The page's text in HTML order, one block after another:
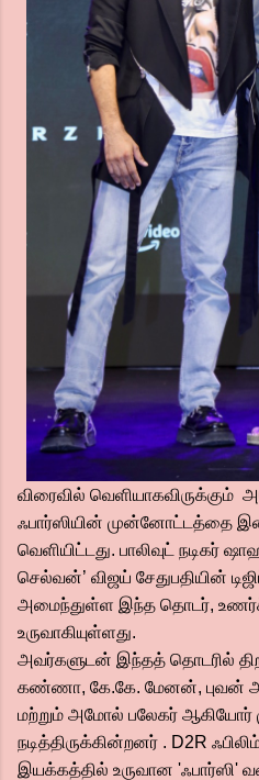
விரைவில் வெளியாகவிருக்கும்
ஃபார்ஸியின் முன்னோட்டத்தை
வெளியிட்டது. பாலிவுட் நடிகர்
செல்வன்’ விஜய் சேதுபதியின்
அமைந்துள்ள இந்த தொடர்,
உருவாகியுள்ளது.
அவர்களுடன் இந்தத் தொடரில்
கண்ணா, கே.கே. மேனன், புவன்
மற்றும் அமோல் பலேகர் ஆகியோர்
நடித்திருக்கின்றனர் . D2R
இயக்கத்தில் உருவான 'ஃபார்ஸி'